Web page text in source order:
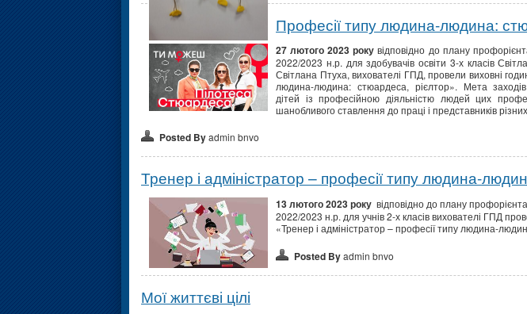
Професії типу людина-людина:
27 лютого 2023 року відповідно до плану
2022/2023 н.р. для здобувачів освіти 3-х класів
Світлана Птуха, вихователі ГПД, провели виховні
людина-людина: стюардеса, рієлтор». Мета
дітей із професійною діяльністю людей цих
шанобливого ставлення до праці і представників
Posted Byadmin bnvo
Тренер і адміністратор – професії типу людина-
13 лютого 2023 року відповідно до плану
2022/2023 н.р. для учнів 2-х класів вихователі ГПД
«Тренер і адміністратор – професії типу людина-
Posted Byadmin bnvo
Мої життєві цілі